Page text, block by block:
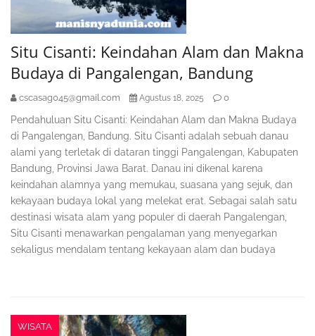
Situ Cisanti: Keindahan Alam dan Makna
Budaya di Pangalengan, Bandung
cscasag045@gmail.com Agustus 18, 2025 0
Pendahuluan Situ Cisanti: Keindahan Alam dan Makna Budaya
di Pangalengan, Bandung. Situ Cisanti adalah sebuah danau
alami yang terletak di dataran tinggi Pangalengan, Kabupaten
Bandung, Provinsi Jawa Barat. Danau ini dikenal karena
keindahan alamnya yang memukau, suasana yang sejuk, dan
kekayaan budaya lokal yang melekat erat. Sebagai salah satu
destinasi wisata alam yang populer di daerah Pangalengan,
Situ Cisanti menawarkan pengalaman yang menyegarkan
sekaligus mendalam tentang kekayaan alam dan budaya
WISATA